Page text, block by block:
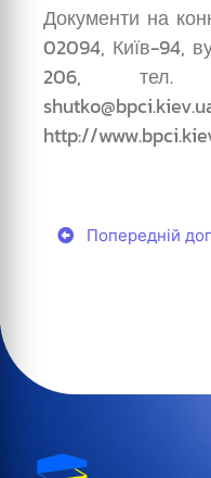
Документи на
02094, Київ-94,
206, тел.
http://
Попередній